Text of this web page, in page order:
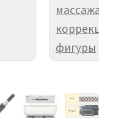
массажа и
фигуры